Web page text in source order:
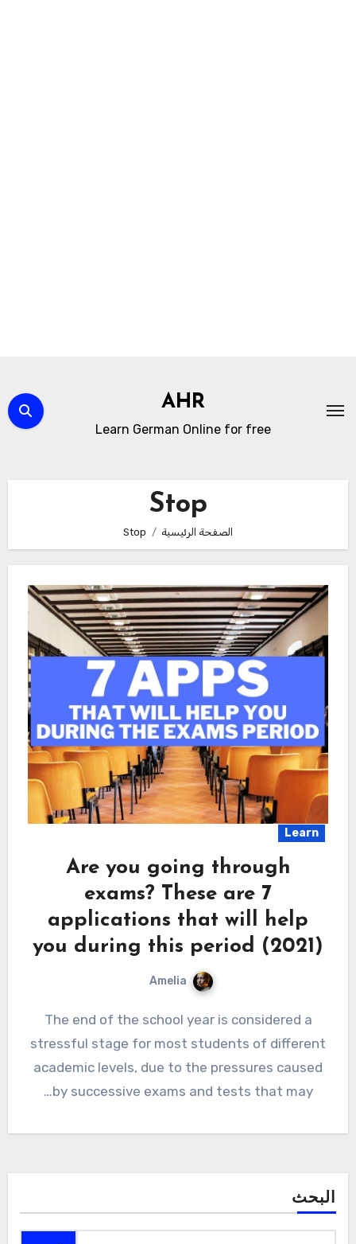
المحتوى
AHR
Learn German Online for free
Stop
الصفحة الرئيسية Stop
Learn
Are you going through
exams? These are 7
applications that will help
you during this period (2021)
Amelia
The end of the school year is considered a
stressful stage for most students of different
academic levels, due to the pressures caused
by successive exams and tests that may…
البحث